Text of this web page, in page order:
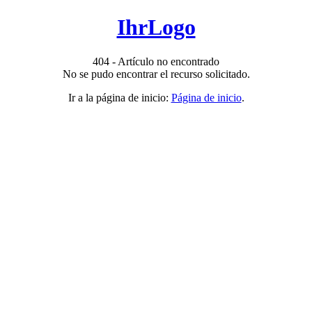
IhrLogo
404 - Artículo no encontrado
No se pudo encontrar el recurso solicitado.
Ir a la página de inicio: Página de inicio.